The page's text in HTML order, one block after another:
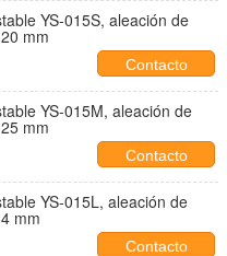
YS-015S, aleación de
mm
Contacto
YS-015M, aleación de
mm
Contacto
YS-015L, aleación de
mm
Contacto